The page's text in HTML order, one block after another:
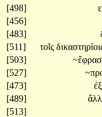
[498]
[456]
[483]
[511]
τοῖς
[503]
[527]
[473]
[489]
[513]